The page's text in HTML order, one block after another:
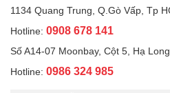
1134 Quang Trung, Q.Gò Vấp, Tp
Hotline: 0908 678 141
Số A14-07 Moonbay, Cột 5, Hạ Long
Hotline: 0986 324 985